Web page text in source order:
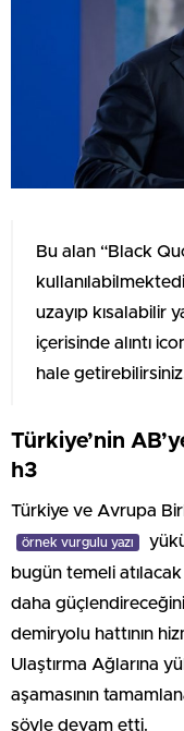
Bu alan “Black
uzayıp kısalabilir
içerisinde alıntı
hale
Türkiye’nin
h3
Türkiye ve Avrupa
örnek vurgulu yazı
bugün temeli
daha
demiryolu hattının
Ulaştırma Ağlarına
aşamasının
şöyle devam etti.